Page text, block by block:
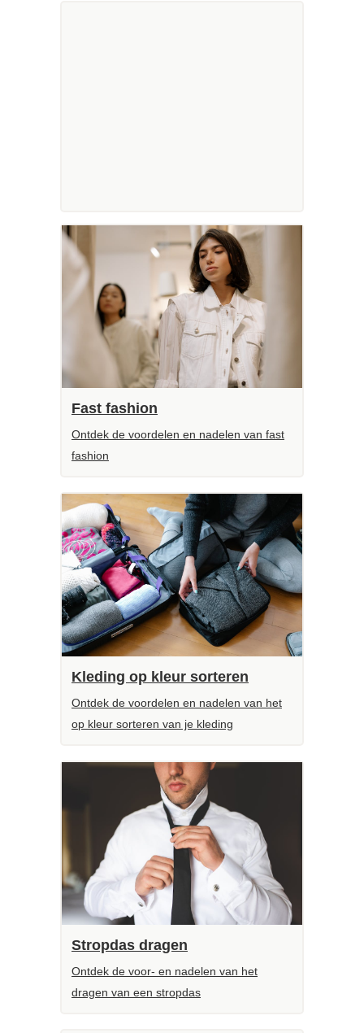
Fast fashion
Ontdek de voordelen en nadelen van fast
fashion
Kleding op kleur sorteren
Ontdek de voordelen en nadelen van het
op kleur sorteren van je kleding
Stropdas dragen
Ontdek de voor- en nadelen van het
dragen van een stropdas